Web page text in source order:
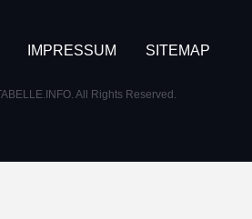
IMPRESSUM SITEMAP
All Rights Reserved.